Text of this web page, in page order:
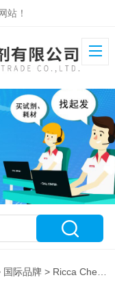
站！
国际品牌 > Ricca Chemical Company 特约代理